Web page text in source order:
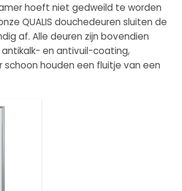
hoeft niet gedweild te worden
QUALIS douchedeuren sluiten de
af. Alle deuren zijn bovendien
en antivuil-coating,
schoon houden een fluitje van een